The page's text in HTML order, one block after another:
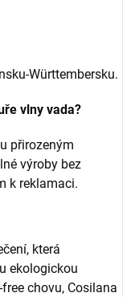
Württembersku.
vlny vada?
přirozeným
výroby bez
k reklamaci.
která
ekologickou
chovu, Cosilana